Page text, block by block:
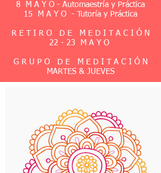
8 M A Y O - ​Automaestría y Práctica
15 M A Y O -
Tutoría y Práctica
R E T I R O D E M E D I T A C I Ó N
22 - 23 M A Y O
G R U P O D E M E D I T A C I Ó N
MARTES & JUEVES